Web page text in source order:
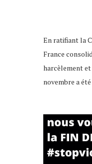
En ratifiant la
France
harcèlement et
novembre a